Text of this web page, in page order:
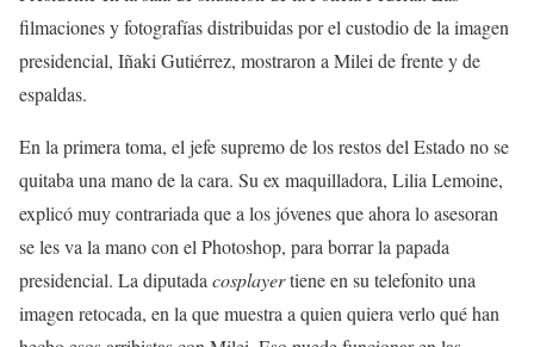
filmaciones y fotografías distribuidas por el custodio de la imagen
presidencial, Iñaki Gutiérrez, mostraron a Milei de frente y de
espaldas.
En la primera toma, el jefe supremo de los restos del Estado no se
quitaba una mano de la cara. Su ex maquilladora, Lilia Lemoine,
explicó muy contrariada que a los jóvenes que ahora lo asesoran
se les va la mano con el Photoshop, para borrar la papada
presidencial. La diputada cosplayertiene en su telefonito una
imagen retocada, en la que muestra a quien quiera verlo qué han